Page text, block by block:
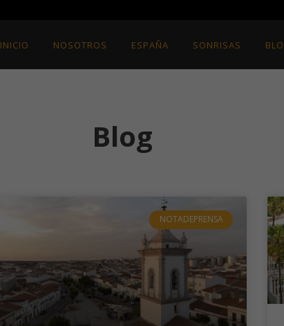
INICIO NOSOTROS ESPAÑA SONRISAS
Blog
NOTADEPRENSA